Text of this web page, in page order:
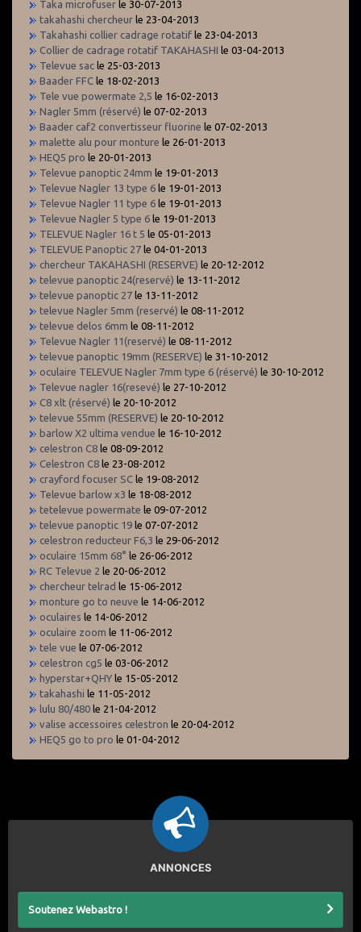
Taka microfuser le 30-07-2013
takahashi chercheur le 23-04-2013
Takahashi collier cadrage rotatif le 23-04-2013
Collier de cadrage rotatif TAKAHASHI le 03-04-2013
Televue sac le 25-03-2013
Baader FFC le 18-02-2013
Tele vue powermate 2,5 le 16-02-2013
Nagler 5mm (réservé) le 07-02-2013
Baader caf2 convertisseur fluorine le 07-02-2013
malette alu pour monture le 26-01-2013
HEQ5 pro le 20-01-2013
Televue panoptic 24mm le 19-01-2013
Televue Nagler 13 type 6 le 19-01-2013
Televue Nagler 11 type 6 le 19-01-2013
Televue Nagler 5 type 6 le 19-01-2013
TELEVUE Nagler 16 t 5 le 05-01-2013
TELEVUE Panoptic 27 le 04-01-2013
chercheur TAKAHASHI (RESERVE) le 20-12-2012
televue panoptic 24(reservé) le 13-11-2012
televue panoptic 27 le 13-11-2012
televue Nagler 5mm (reservé) le 08-11-2012
televue delos 6mm le 08-11-2012
Televue Nagler 11(reservé) le 08-11-2012
televue panoptic 19mm (RESERVE) le 31-10-2012
oculaire TELEVUE Nagler 7mm type 6 (réservé) le 30-10-2012
Televue nagler 16(resevé) le 27-10-2012
C8 xlt (réservé) le 20-10-2012
televue 55mm (RESERVE) le 20-10-2012
barlow X2 ultima vendue le 16-10-2012
celestron C8 le 08-09-2012
Celestron C8 le 23-08-2012
crayford focuser SC le 19-08-2012
Televue barlow x3 le 18-08-2012
tetelevue powermate le 09-07-2012
televue panoptic 19 le 07-07-2012
celestron reducteur F6,3 le 29-06-2012
oculaire 15mm 68° le 26-06-2012
RC Televue 2 le 20-06-2012
chercheur telrad le 15-06-2012
monture go to neuve le 14-06-2012
oculaires le 14-06-2012
oculaire zoom le 11-06-2012
tele vue le 07-06-2012
celestron cg5 le 03-06-2012
hyperstar+QHY le 15-05-2012
takahashi le 11-05-2012
lulu 80/480 le 21-04-2012
valise accessoires celestron le 20-04-2012
HEQ5 go to pro le 01-04-2012
ANNONCES
Soutenez Webastro !